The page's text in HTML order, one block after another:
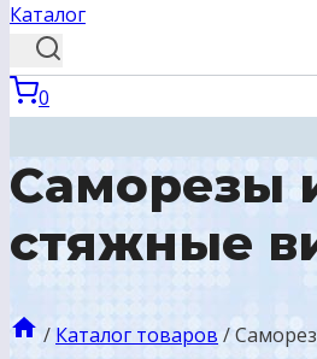
Каталог
0
Саморезы
стяжные
/ Каталог товаров /